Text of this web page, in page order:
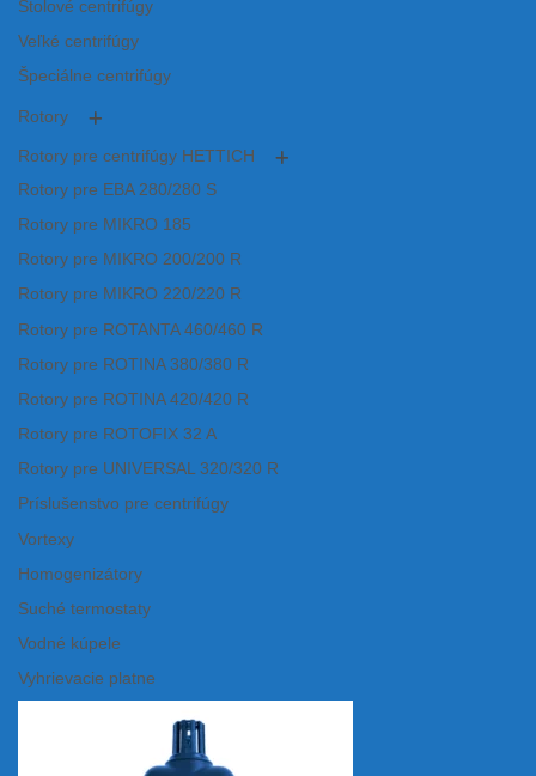
Stolové centrifúgy
Veľké centrifúgy
Špeciálne centrifúgy
Rotory
Rotory pre centrifúgy HETTICH
Rotory pre EBA 280/280 S
Rotory pre MIKRO 185
Rotory pre MIKRO 200/200 R
Rotory pre MIKRO 220/220 R
Rotory pre ROTANTA 460/460 R
Rotory pre ROTINA 380/380 R
Rotory pre ROTINA 420/420 R
Rotory pre ROTOFIX 32 A
Rotory pre UNIVERSAL 320/320 R
Príslušenstvo pre centrifúgy
Vortexy
Homogenizátory
Suché termostaty
Vodné kúpele
Vyhrievacie platne